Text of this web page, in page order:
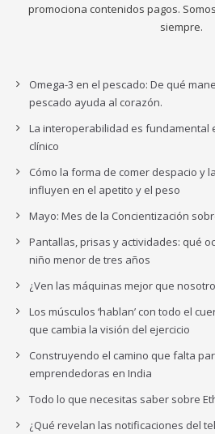
promociona contenidos pagos.
siempre.
Omega-3 en el pescado: De qué
pescado ayuda al corazón.
La interoperabilidad es fundamental
clínico
Cómo la forma de comer despacio y
influyen en el apetito y el peso
Mayo: Mes de la Concientización
Pantallas, prisas y actividades: qué
niño menor de tres años
¿Ven las máquinas mejor que
Los músculos ‘hablan’ con todo el
que cambia la visión del ejercicio
Construyendo el camino que falta
emprendedoras en India
Todo lo que necesitas saber sobre
¿Qué revelan las notificaciones del